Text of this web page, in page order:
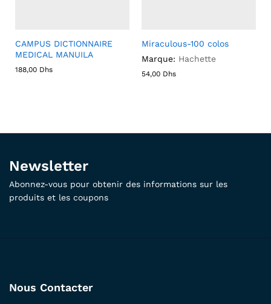
CAMPUS DICTIONNAIRE
MEDICAL MANUILA
188,00 Dhs
Miraculous-100 colos
Marque: Hachette
54,00 Dhs
Newsletter
Abonnez-vous pour obtenir des informations sur les
produits et les coupons
Nous Contacter